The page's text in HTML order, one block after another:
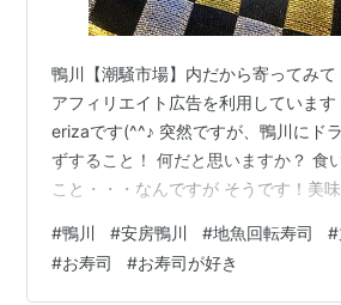
鴨川【潮騒市場】内だから寄ってみ
アフィリエイト広告を利用しています
erizaです(^^♪ 突然ですが、鴨川にド
ずすること！ 何だと思いますか？ 食
こと・・・なんですが そうです！美
紹介しますね。 地魚回転寿司『丸藤
（公式ホームページ） 千葉県鴨川市
#鴨川 #安房鴨川 #地魚回転寿司 #
#お寿司 #お寿司が好き